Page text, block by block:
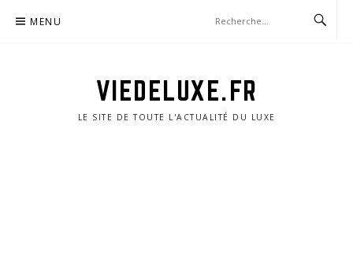
MENU
VIEDELUXE.FR
LE SITE DE TOUTE L'ACTUALITÉ DU LUXE